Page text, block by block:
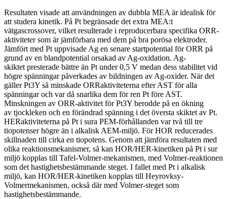
Resultaten visade att användningen av dubbla MEA är idealisk för
att studera kinetik. På Pt begränsade det extra MEA:t
vätgascrossover, vilket resulterade i reproducerbara specifika ORR-
aktiviteter som är jämförbara med dem på bra porösa elektroder.
Jämfört med Pt uppvisade Ag en senare startpotential för ORR på
grund av en blandpotential orsakad av Ag-oxidation. Ag-
skiktet presterade bättre än Pt under 0,5 V medan dess stabilitet vid
högre spänningar påverkades av bildningen av Ag-oxider. När det
gäller Pt3Y så minskade ORRaktiviteterna efter AST för alla
spänningar och var då snarlika dem för ren Pt före AST.
Minskningen av ORR-aktivitet för Pt3Y berodde på en ökning
av tjockleken och en förändrad spänning i det översta skiktet av Pt.
HERaktiviteterna på Pt i sura PEM-förhållanden var två till tre
tiopotenser högre än i alkalisk AEM-miljö. För HOR reducerades
skillnaden till cirka en tiopotens. Genom att jämföra resultaten med
olika reaktionsmekanismer, så kan HOR/HER-kinetiken på Pt i sur
miljö kopplas till Tafel-Volmer-mekanismen, med Volmer-reaktionen
som det hastighetsbestämmande steget. I fallet med Pt i alkalisk
miljö, kan HOR/HER-kinetiken kopplas till Heyrovksy-
Volmermekanismen, också där med Volmer-steget som
hastighetsbestämmande.